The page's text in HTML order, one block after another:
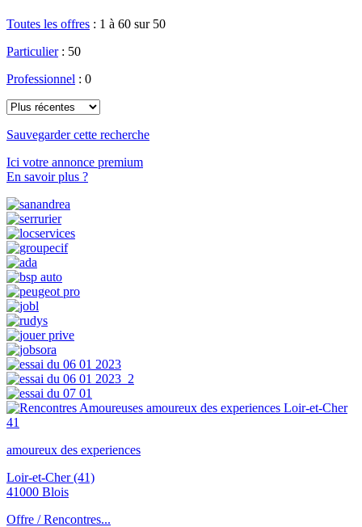
Toutes les offres : 1 à 60 sur 50
Particulier: 50
Professionnel : 0
Sauvegarder cette recherche
Ici votre annonce premium
En savoir plus ?
amoureux des experiences
Loir-et-Cher (41)
41000 Blois
Offre / Rencontres...